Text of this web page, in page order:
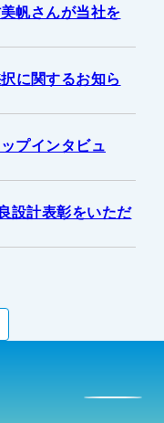
帆さんが当社を
に関するお知ら
プインタビュ
設計表彰をいただ